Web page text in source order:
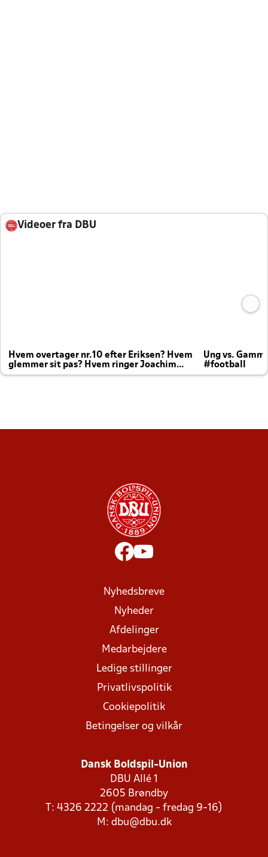
Videoer fra DBU
Hvem overtager nr.10 efter Eriksen? Hvem
glemmer sit pas? Hvem ringer Joachim
altid til efter kampe?
Ung vs.
#football
Nyhedsbreve
Nyheder
Afdelinger
Medarbejdere
Ledige stillinger
Privatlivspolitik
Cookiepolitik
Betingelser og vilkår
Dansk Boldspil-Union
DBU Allé 1
2605 Brøndby
T: 4326 2222 (mandag - fredag 9-16)
M: dbu@dbu.dk